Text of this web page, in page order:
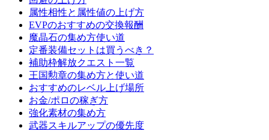
属性相性と属性値の上げ方
EVPのおすすめの交換報酬
魔晶石の集め方使い道
定番装備セットは買うべき？
補助枠解放クエスト一覧
王国勲章の集め方と使い道
おすすめのレベル上げ場所
お金/ポロの稼ぎ方
強化素材の集め方
武器スキルアップの優先度